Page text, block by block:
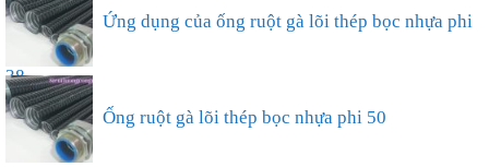
dụng trong ...
38...